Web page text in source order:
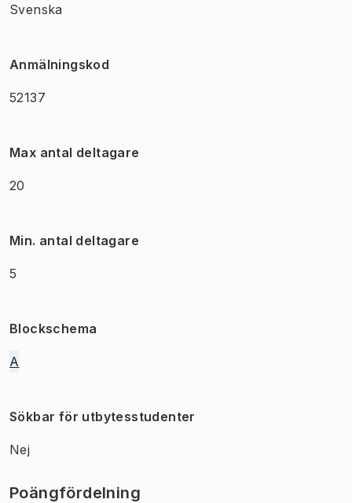
Svenska
Anmälningskod
52137
Max antal deltagare
20
Min. antal deltagare
5
Blockschema
A
Sökbar för utbytesstudenter
Nej
Poängfördelning